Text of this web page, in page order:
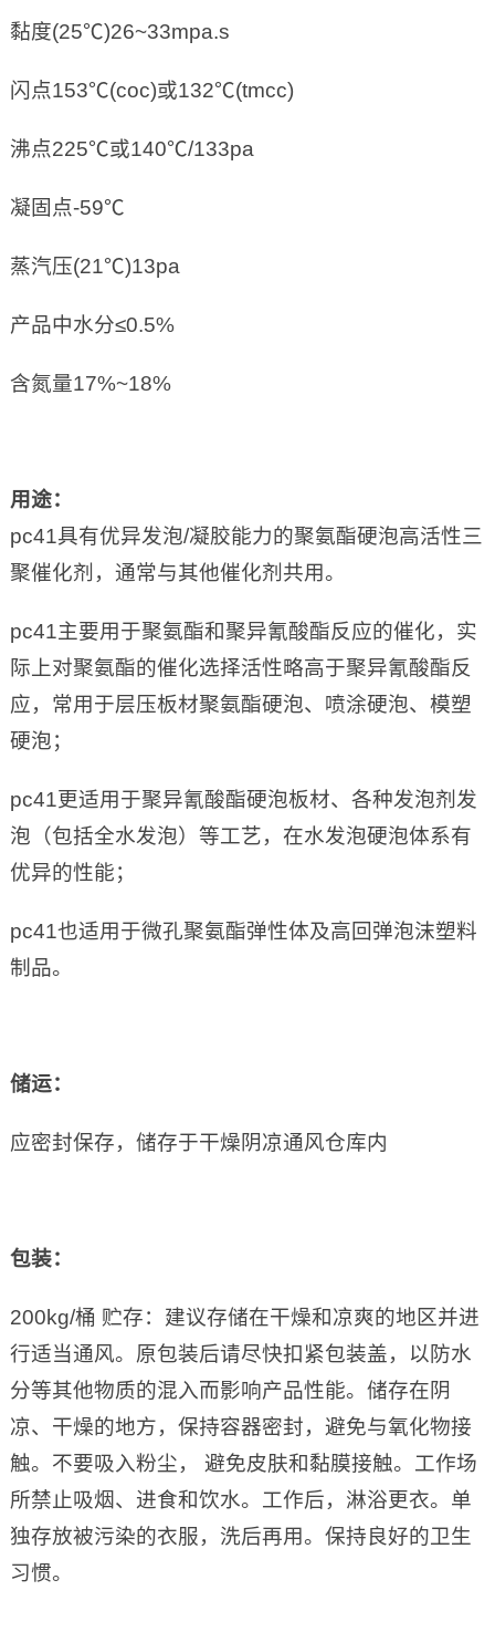
黏度(25℃)26~33mpa.s
闪点153℃(coc)或132℃(tmcc)
沸点225℃或140℃/133pa
凝固点-59℃
蒸汽压(21℃)13pa
产品中水分≤0.5%
含氮量17%~18%
用途：
pc41具有优异发泡/凝胶能力的聚氨酯硬泡高活性三
聚催化剂，通常与其他催化剂共用。
pc41主要用于聚氨酯和聚异氰酸酯反应的催化，实
际上对聚氨酯的催化选择活性略高于聚异氰酸酯反
应，常用于层压板材聚氨酯硬泡、喷涂硬泡、模塑
硬泡；
pc41更适用于聚异氰酸酯硬泡板材、各种发泡剂发
泡（包括全水发泡）等工艺，在水发泡硬泡体系有
优异的性能；
pc41也适用于微孔聚氨酯弹性体及高回弹泡沫塑料
制品。
储运：
应密封保存，储存于干燥阴凉通风仓库内
包装：
200kg/桶 贮存：建议存储在干燥和凉爽的地区并进
行适当通风。原包装后请尽快扣紧包装盖，以防水
分等其他物质的混入而影响产品性能。储存在阴
凉、干燥的地方，保持容器密封，避免与氧化物接
触。不要吸入粉尘， 避免皮肤和黏膜接触。工作场
所禁止吸烟、进食和饮水。工作后，淋浴更衣。单
独存放被污染的衣服，洗后再用。保持良好的卫生
习惯。